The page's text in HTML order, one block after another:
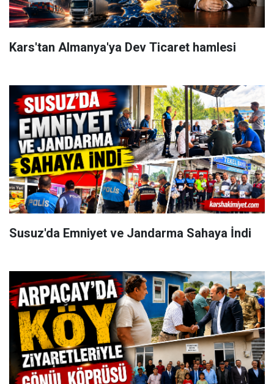
Kars'tan Almanya'ya Dev Ticaret hamlesi
Susuz'da Emniyet ve Jandarma Sahaya İndi